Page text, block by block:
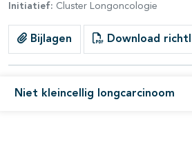
Initiatief: Cluster Longoncologie
Bijlagen Download
Niet kleincellig longcarcinoom
open- en dichtklappen